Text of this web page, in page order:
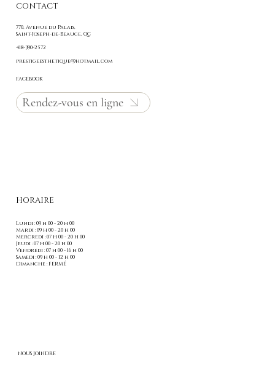
CONTACT
770, Avenue du Palais,
Saint-Joseph-de-Beauce, QC
418-390-2572
prestigeesthetique@hotmail.com
FACEBOOK
Rendez-vous en ligne
Lundi : 09 h 00 - 20 h 00
Mardi : 09 h 00 - 20 h 00
Mercredi : 07 h 00 - 20 h 00
Jeudi : 07 h 00 - 20 h 00
Vendredi : 07 h 00 - 16 h 00
Samedi : 09 h 00 - 12 h 00
Dimanche : FERMÉ
HORAIRE
NOUS JOINDRE